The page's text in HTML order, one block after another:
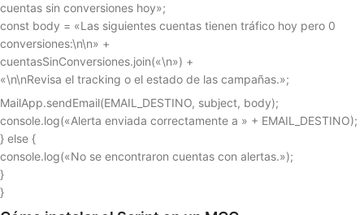
cuentas sin conversiones hoy»;
const body = «Las siguientes cuentas tienen tráfico hoy pero 0
conversiones:\n\n» +
cuentasSinConversiones.join(«\n») +
«\n\nRevisa el tracking o el estado de las campañas.»;
MailApp.sendEmail(EMAIL_DESTINO, subject, body);
console.log(«Alerta enviada correctamente a » + EMAIL_DESTINO);
} else {
console.log(«No se encontraron cuentas con alertas.»);
}
}